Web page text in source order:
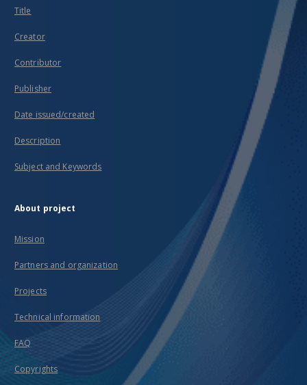
Title
Creator
Contributor
Publisher
Date issued/created
Description
Subject and Keywords
About project
Mission
Partners and organization
Projects
Technical information
FAQ
Copyrights